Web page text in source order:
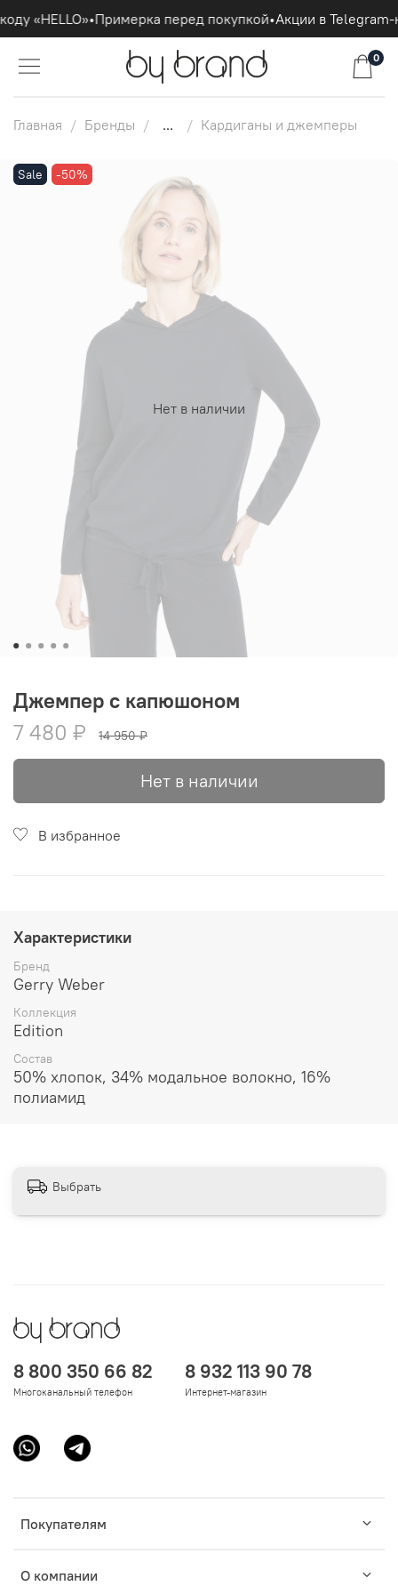
«HELLO»•Примерка перед покупкой•Акции в Telegram-
0
Главная Бренды ... Кардиганы и джемперы
Нет в наличии
Sale -50%
Джемпер с капюшоном
7 480 ₽
14 950 ₽
Нет в наличии
В избранное
Характеристики
Бренд
Gerry Weber
Коллекция
Edition
Состав
50% хлопок, 34% модальное волокно, 16%
полиамид
Выбрать
Покупателям
О компании
8 800 350 66 82
Многоканальный телефон
8 932 113 90 78
Интернет-магазин